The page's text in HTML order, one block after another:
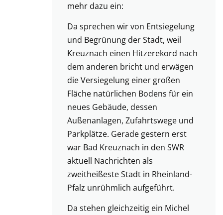
mehr dazu ein:
Da sprechen wir von Entsiegelung
und Begrünung der Stadt, weil
Kreuznach einen Hitzerekord nach
dem anderen bricht und erwägen
die Versiegelung einer großen
Fläche natürlichen Bodens für ein
neues Gebäude, dessen
Außenanlagen, Zufahrtswege und
Parkplätze. Gerade gestern erst
war Bad Kreuznach in den SWR
aktuell Nachrichten als
zweitheißeste Stadt in Rheinland-
Pfalz unrühmlich aufgeführt.
Da stehen gleichzeitig ein Michel